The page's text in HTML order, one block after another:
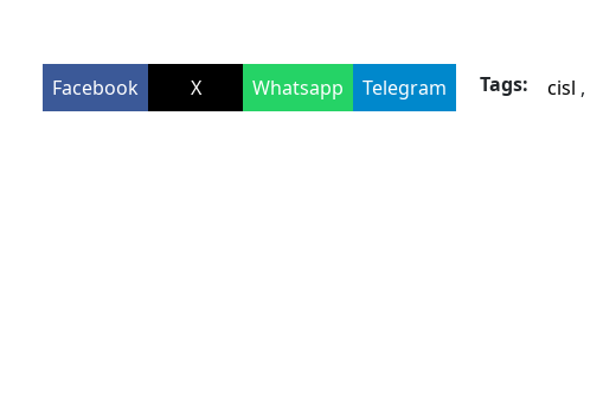
Facebook X Whatsapp Telegram Tags: cisl